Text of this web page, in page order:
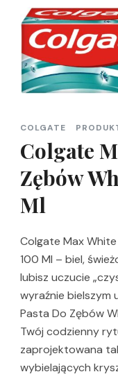
COLGATE
Colgate
Zębów
Ml
Colgate Max
100 Ml – biel,
lubisz uczucie
wyraźnie bielszym
Pasta Do Zębów
Twój codzienny
zaprojektowana
wybielających